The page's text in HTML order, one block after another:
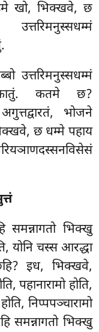
खो, भिक्खवे, छ
उत्तरिमनुस्सधम्मं
कतमे छ?
भोजने
छ धम्मे पहाय
समन्नागतो भिक्खु
योनि चस्स आरद्धा
इध, भिक्खवे,
पहानारामो होति,
निप्पपञ्चारामो
समन्नागतो भिक्खु